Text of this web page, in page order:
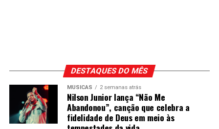
DESTAQUES DO MÊS
MÚSICAS 2 semanas atrás
Nilson Junior lança “Não Me
Abandonou”, canção que celebra a
fidelidade de Deus em meio às